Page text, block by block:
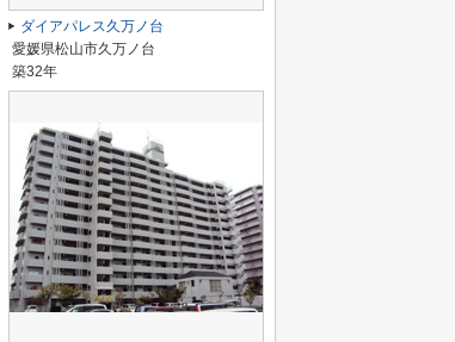
ダイアパレス久万ノ台
愛媛県松山市久万ノ台
築32年